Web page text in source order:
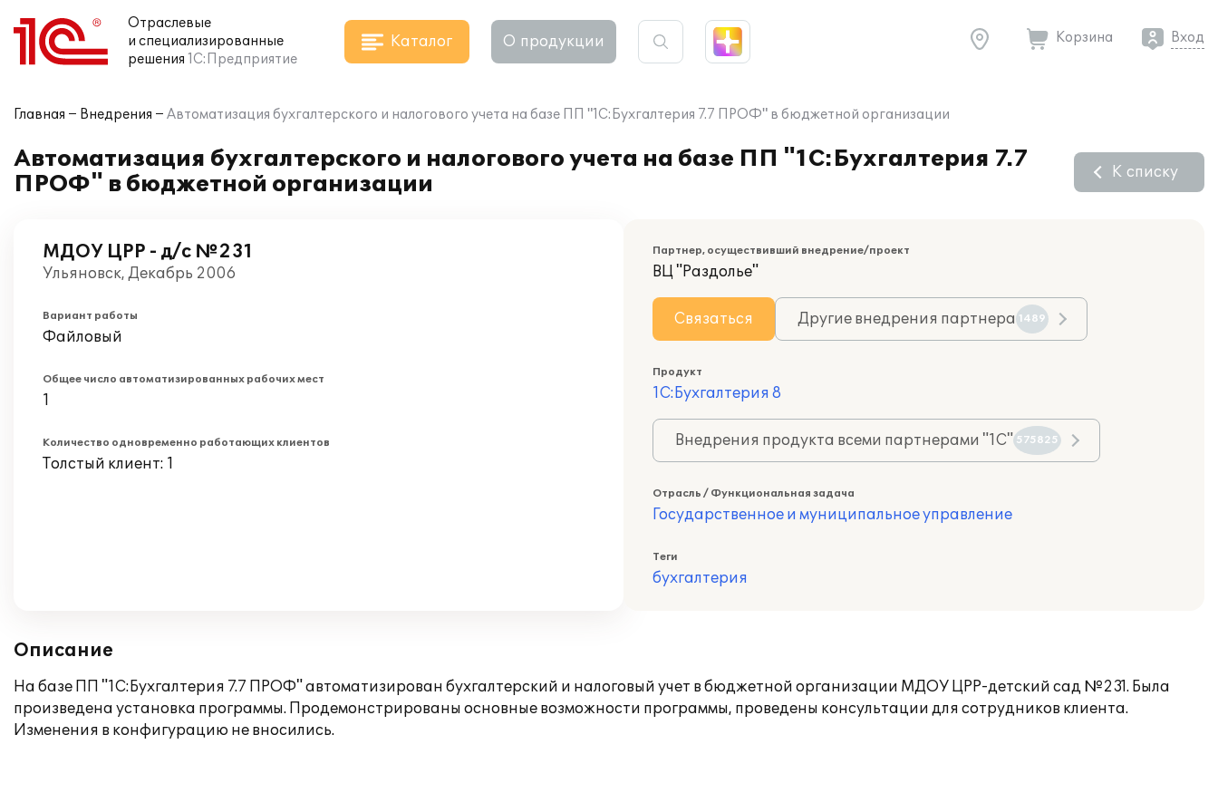
Отраслевые
и специализированные
решения 1С:Предприятие
Каталог О продукции Корзина Вход
Главная Внедрения Автоматизация бухгалтерского и налогового учета на базе ПП "1С:Бухгалтерия 7.7 ПРОФ" в бюджетной организации
Автоматизация бухгалтерского и налогового учета на базе ПП "1С:Бухгалтерия 7.7
ПРОФ" в бюджетной организации
К списку
МДОУ ЦРР - д/с №231
Ульяновск, Декабрь 2006
Вариант работы
Файловый
Общее число автоматизированных рабочих мест
1
Количество одновременно работающих клиентов
Толстый клиент: 1
Партнер, осуществивший внедрение/проект
ВЦ "Раздолье"
Связаться Другие внедрения партнера 1489
Продукт
1С:Бухгалтерия 8
Внедрения продукта всеми партнерами "1С" 575825
Отрасль / Функциональная задача
Государственное и муниципальное управление
Теги
бухгалтерия
Описание
На базе ПП "1C:Бухгалтерия 7.7 ПРОФ" автоматизирован бухгалтерский и налоговый учет в бюджетной организации МДОУ ЦРР-детский сад №231. Была
произведена установка программы. Продемонстрированы основные возможности программы, проведены консультации для сотрудников клиента.
Изменения в конфигурацию не вносились.